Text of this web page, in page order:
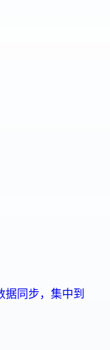
据同步，集中到